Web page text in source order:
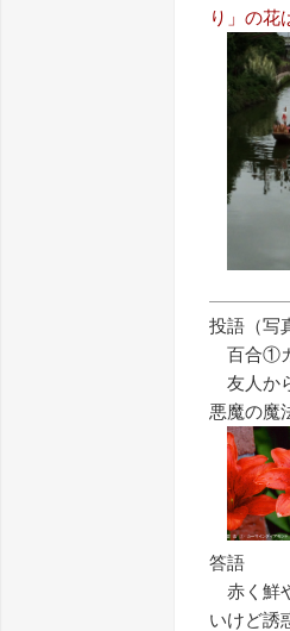
り」の花
投語（写
百合①
友人か
悪魔の魔
答語
赤く鮮
いけど誘